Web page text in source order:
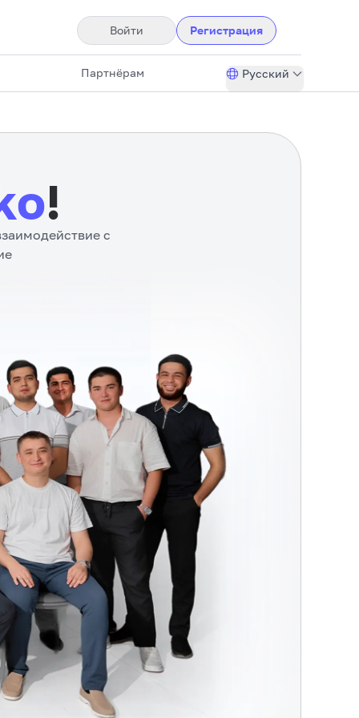
Войти Регистрация
Партнёрам Русский
!
с